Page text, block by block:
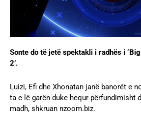
Sonte do të jetë spektakli i radhës i
2’.
Luizi, Efi dhe Xhonatan janë banorët e
ta e lë garën duke hequr përfundimisht
madh, shkruan nzoom.biz.